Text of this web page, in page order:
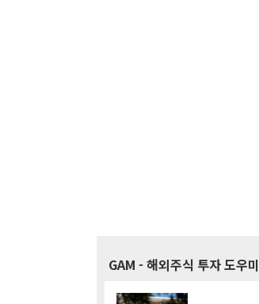
GAM - 해외주식 투자 도우미